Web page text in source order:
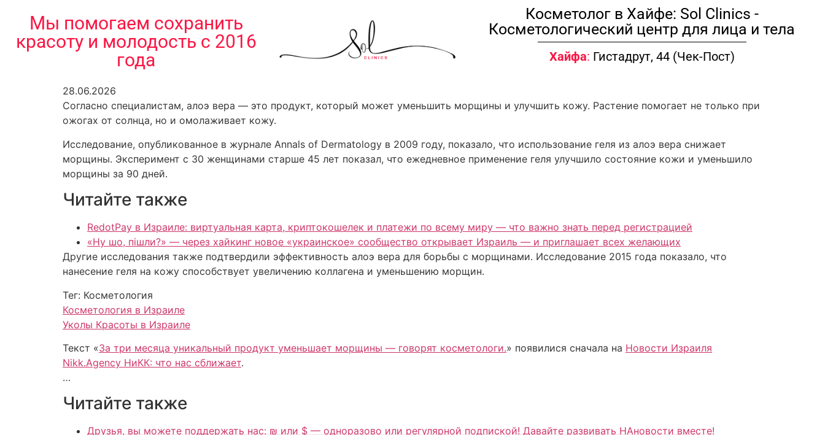
Мы помогаем сохранить
красоту и молодость с 2016
года
Косметолог в Хайфе: Sol Clinics -
Косметологический центр для лица и тела
Хайфа: Гистадрут, 44 (Чек-Пост)
28.06.2026
Согласно специалистам, алоэ вера — это продукт, который может уменьшить морщины и улучшить кожу. Растение помогает не только при
ожогах от солнца, но и омолаживает кожу.
Исследование, опубликованное в журнале Annals of Dermatology в 2009 году, показало, что использование геля из алоэ вера снижает
морщины. Эксперимент с 30 женщинами старше 45 лет показал, что ежедневное применение геля улучшило состояние кожи и уменьшило
морщины за 90 дней.
Читайте также
RedotPay в Израиле: виртуальная карта, криптокошелек и платежи по всему миру — что важно знать перед регистрацией
«Ну шо, пішли?» — через хайкинг новое «украинское» сообщество открывает Израиль — и приглашает всех желающих
Другие исследования также подтвердили эффективность алоэ вера для борьбы с морщинами. Исследование 2015 года показало, что
нанесение геля на кожу способствует увеличению коллагена и уменьшению морщин.
Тег: Косметология
Косметология в Израиле
Уколы Красоты в Израиле
Текст «За три месяца уникальный продукт уменьшает морщины — говорят косметологи.» появилися сначала на Новости Израиля
Nikk.Agency НиКК: что нас сближает.
…
Читайте также
Друзья, вы можете поддержать нас: ₪ или $ — одноразово или регулярной подпиской! Давайте развивать НАновости вместе!